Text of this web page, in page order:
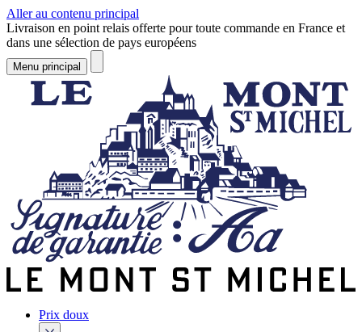
Aller au contenu principal
Livraison en point relais offerte pour toute commande en France et
dans une sélection de pays européens
Menu principal
Prix doux